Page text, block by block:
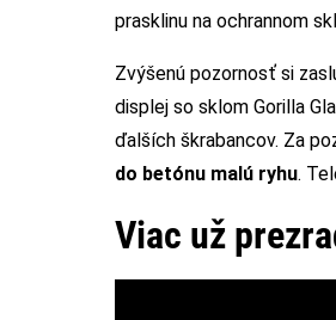
prasklinu na ochrannom
Zvýšenú pozornosť si
displej so sklom Gorilla
ďalších škrabancov. Za
do betónu malú ryhu.
Viac už